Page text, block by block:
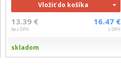
Vložiť do košíka
13.39 €
bez DPH
16.47 €
s DPH
skladom